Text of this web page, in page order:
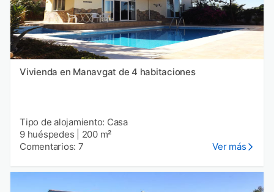
Vivienda en Manavgat de 4 habitaciones
Tipo de alojamiento: Casa
9 huéspedes
200 m²
Comentarios: 7
Ver más